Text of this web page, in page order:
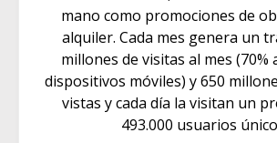
mano como promociones de
alquiler. Cada mes genera un
millones de visitas al mes (70%
dispositivos móviles) y 650
vistas y cada día la visitan un
493.000 usuarios